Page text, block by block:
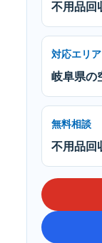
不用品回
対応エリア
岐阜県の
無料相談
不用品回